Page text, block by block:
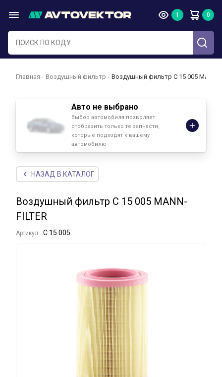
Главная Воздушный фильтр Воздушный фильтр C 15 005 MANN-
Авто не выбрано
Выбор автомобиля позволяет
отобразить только те запчасти,
которые подходят к вашему
автомобилю
НАЗАД В КАТАЛОГ
Воздушный фильтр C 15 005 MANN-
FILTER
Артикул: C 15 005